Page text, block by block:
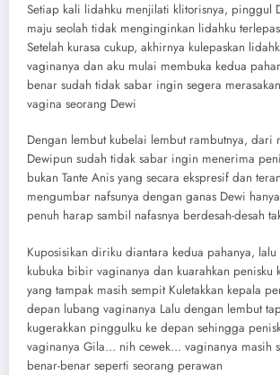
Setiap kali lidahku menjilati klitorisnya, pinggul
maju seolah tidak menginginkan lidahku
Setelah kurasa cukup, akhirnya kulepaskan
vaginanya dan aku mulai membuka kedua
benar sudah tidak sabar ingin segera
vagina seorang Dewi
Dengan lembut kubelai lembut rambutnya, dari
Dewipun sudah tidak sabar ingin menerima
bukan Tante Anis yang secara ekspresif dan
mengumbar nafsunya dengan ganas Dewi
penuh harap sambil nafasnya berdesah-desah
Kuposisikan diriku diantara kedua pahanya, lalu
kubuka bibir vaginanya dan kuarahkan penisku
yang tampak masih sempit Kuletakkan kepala
depan lubang vaginanya Lalu dengan lembut
kugerakkan pinggulku ke depan sehingga
vaginanya Gila… nih cewek… vaginanya masih
benar-benar seperti seorang perawan